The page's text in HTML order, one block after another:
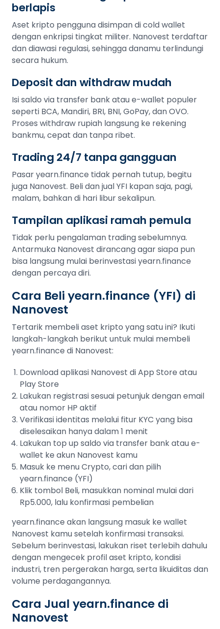
berlapis
Aset kripto pengguna disimpan di cold wallet
dengan enkripsi tingkat militer. Nanovest terdaftar
dan diawasi regulasi, sehingga danamu terlindungi
secara hukum.
Deposit dan withdraw mudah
Isi saldo via transfer bank atau e-wallet populer
seperti BCA, Mandiri, BRI, BNI, GoPay, dan OVO.
Proses withdraw rupiah langsung ke rekening
bankmu, cepat dan tanpa ribet.
Trading 24/7 tanpa gangguan
Pasar yearn.finance tidak pernah tutup, begitu
juga Nanovest. Beli dan jual YFI kapan saja, pagi,
malam, bahkan di hari libur sekalipun.
Tampilan aplikasi ramah pemula
Tidak perlu pengalaman trading sebelumnya.
Antarmuka Nanovest dirancang agar siapa pun
bisa langsung mulai berinvestasi yearn.finance
dengan percaya diri.
Cara Beli yearn.finance (YFI) di
Nanovest
Tertarik membeli aset kripto yang satu ini? Ikuti
langkah-langkah berikut untuk mulai membeli
yearn.finance di Nanovest:
Download aplikasi Nanovest di App Store atau
Play Store
Lakukan registrasi sesuai petunjuk dengan email
atau nomor HP aktif
Verifikasi identitas melalui fitur KYC yang bisa
diselesaikan hanya dalam 1 menit
Lakukan top up saldo via transfer bank atau e-
wallet ke akun Nanovest kamu
Masuk ke menu Crypto, cari dan pilih
yearn.finance (YFI)
Klik tombol Beli, masukkan nominal mulai dari
Rp5.000, lalu konfirmasi pembelian
yearn.finance akan langsung masuk ke wallet
Nanovest kamu setelah konfirmasi transaksi.
Sebelum berinvestasi, lakukan riset terlebih dahulu
dengan mengecek profil aset kripto, kondisi
industri, tren pergerakan harga, serta likuiditas dan
volume perdagangannya.
Cara Jual yearn.finance di
Nanovest